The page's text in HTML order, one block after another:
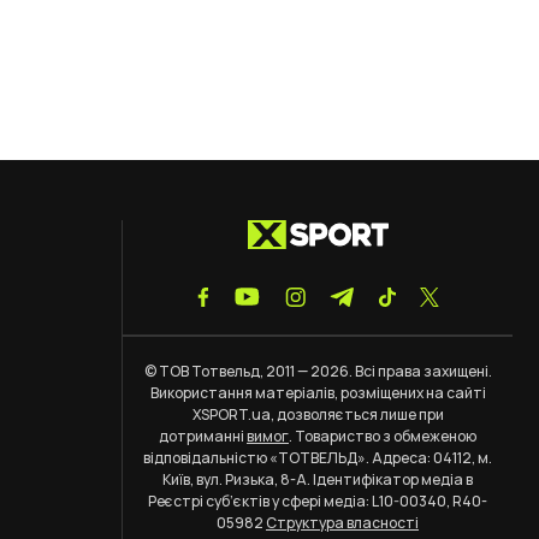
© ТОВ Тотвельд, 2011 — 2026. Всі права захищені.
Використання матеріалів, розміщених на сайті
XSPORT.ua, дозволяється лише при
дотриманнівимог. Товариство з обмеженою
відповідальністю «ТОТВЕЛЬД». Адреса: 04112, м.
Київ, вул. Ризька, 8-А. Ідентифікатор медіа в
Реєстрі суб’єктів у сфері медіа: L10-00340, R40-
05982Структура власності